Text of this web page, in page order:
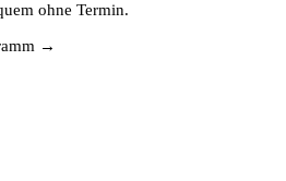
ohne Termin.
→